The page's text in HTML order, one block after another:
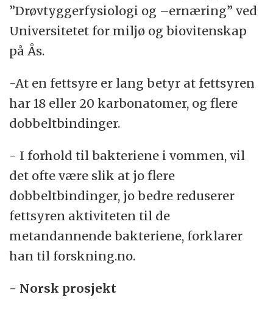
”Drøvtyggerfysiologi og –ernæring” ved
Universitetet for miljø og biovitenskap
på Ås.
-At en fettsyre er lang betyr at fettsyren
har 18 eller 20 karbonatomer, og flere
dobbeltbindinger.
- I forhold til bakteriene i vommen, vil
det ofte være slik at jo flere
dobbeltbindinger, jo bedre reduserer
fettsyren aktiviteten til de
metandannende bakteriene, forklarer
han til forskning.no.
- Norsk prosjekt